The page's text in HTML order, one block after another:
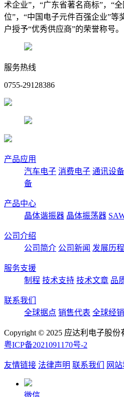
术企业”，“广东省著名商标”，“
位”，“中国电子元件百强企业”等
户授予“优秀供应商”的荣誉称号。
服务热线
0755-29128386
产品应用
汽车电子 消费电子 通讯设备
备
产品中心
晶体谐振器 晶体振荡器
公司介绍
公司简介 公司新闻 发展历程
服务支援
制程 技术支持 技术文章 品
联系我们
全球据点 销售代表 全球经
Copyright © 2025 应达利电子股份
粤ICP备2021091170号-2
友情链接 法律声明 联系我们 网